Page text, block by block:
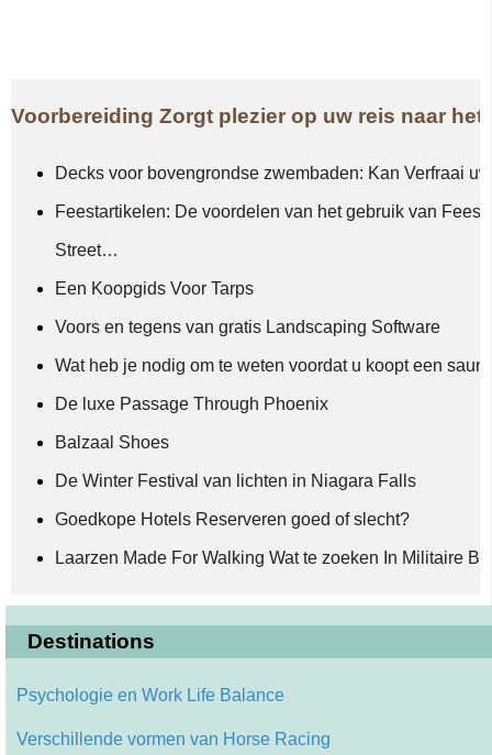
Voorbereiding Zorgt plezier op uw reis naar het
Decks voor bovengrondse zwembaden: Kan Verfraai
Feestartikelen: De voordelen van het gebruik van
Street…
Een Koopgids Voor Tarps
Voors en tegens van gratis Landscaping Software
Wat heb je nodig om te weten voordat u koopt een
De luxe Passage Through Phoenix
Balzaal Shoes
De Winter Festival van lichten in Niagara Falls
Goedkope Hotels Reserveren goed of slecht?
Laarzen Made For Walking Wat te zoeken In Militaire
Destinations
Psychologie en Work Life Balance
Verschillende vormen van Horse Racing